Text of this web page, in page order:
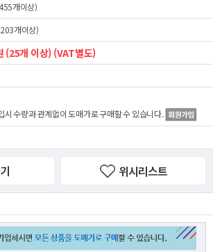
개이상)
개이상)
(25개 이상) (VAT별도)
시 수량과 관계없이도매가로 구매할 수 있습니다.
위시리스트